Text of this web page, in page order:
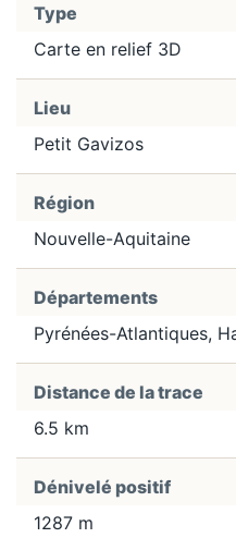
Type
Carte en relief 3D
Lieu
Petit Gavizos
Région
Nouvelle-Aquitaine
Départements
Pyrénées-Atlantiques,
Distance de la trace
6.5 km
Dénivelé positif
1287 m